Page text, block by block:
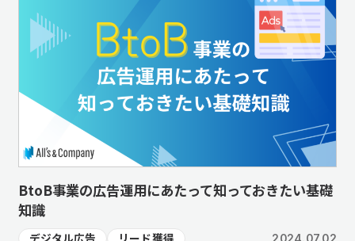
BtoB事業の広告運用にあたって知っておきたい基礎
知識